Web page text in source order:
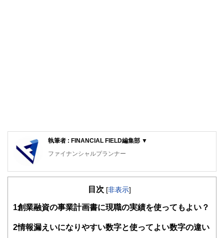
執筆者 : FINANCIAL FIELD編集部 ▼
ファイナンシャルプランナー
FinancialField編集部は、金融、経済に関する記事を、日々
知識がない方でも理解できるようわかりやすく発信していま
得者を中心に「お金や暮らし」に関する書籍・雑誌の編集経
験者で構成され、企画立案から記事掲載まですべての工程に
目次 [非表示]
1 創業融資の事業計画書に現職の実績を使ってもよい？
2情報漏えいになりやすい数字と使ってよい数字の違い